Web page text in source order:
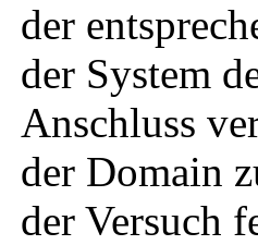
der
der System
Anschluss
der Domain
der Versuch